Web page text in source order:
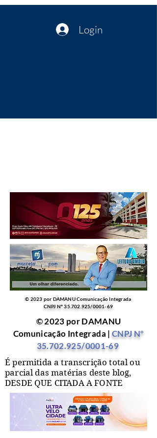
Login
© 2023 por DAMANU Comunicação Integrada
CNPJ Nº35.702.925/0001-69
© 2023 por DAMANU
Comunicação Integrada | CNPJ Nº
35.702.925/0001-69
É permitida a transcrição total ou
parcial das matérias deste blog,
DESDE QUE CITADA A FONTE